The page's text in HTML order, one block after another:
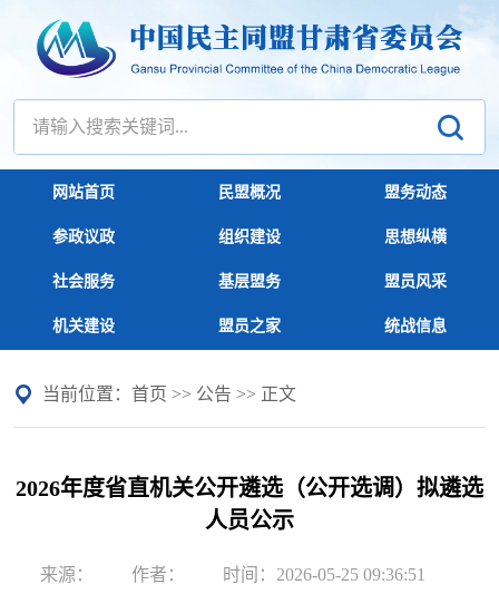
网站首页 民盟概况 盟务动态
参政议政 组织建设 思想纵横
社会服务 基层盟务 盟员风采
机关建设 盟员之家 统战信息
当前位置： 首页 >> 公告 >> 正文
2026年度省直机关公开遴选（公开选调）拟遴选
人员公示
来源： 作者：
时间：2026-05-25 09:36:51